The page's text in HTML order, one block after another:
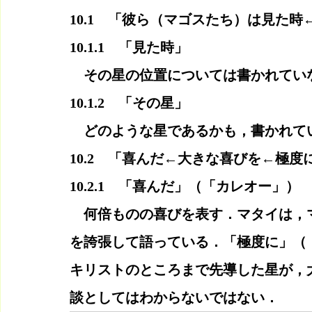
10.1　「彼ら（マゴスたち）は見た
10.1.1　「見た時」
その星の位置については書かれてい
10.1.2　「その星」
どのような星であるかも，書かれて
10.2　「喜んだ←大きな喜びを←極度
10.2.1　「喜んだ」（「カレオー」）
何倍ものの喜びを表す．マタイは，
を誇張して語っている．「極度に」
キリストのところまで先導した星が
談としてはわからないではない．